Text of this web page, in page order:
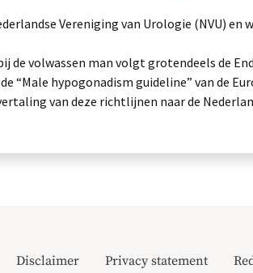
Vereniging van Urologie (NVU)
de volwassen man volgt grotendeels de
“Male hypogonadism guideline” van de
van deze richtlijnen naar de
Disclaimer Privacy statement